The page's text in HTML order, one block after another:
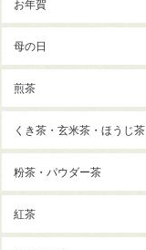
お年賀
母の日
煎茶
くき茶・玄米茶・ほうじ茶
粉茶・パウダー茶
紅茶